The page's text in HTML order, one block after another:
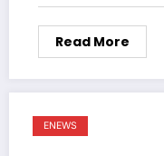
Read More
ENEWS